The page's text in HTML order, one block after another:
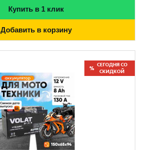
Купить в 1 клик
Добавить в корзину
СЕГОДНЯ СО
СКИДКОЙ